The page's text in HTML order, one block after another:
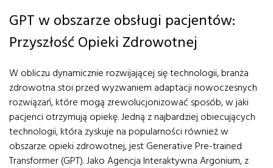
GPT w obszarze obsługi pacjentów:
Przyszłość Opieki Zdrowotnej
W obliczu dynamicznie rozwijającej się technologii, branża
zdrowotna stoi przed wyzwaniem adaptacji nowoczesnych
rozwiązań, które mogą zrewolucjonizować sposób, w jaki
pacjenci otrzymują opiekę. Jedną z najbardziej obiecujących
technologii, która zyskuje na popularności również w
obszarze opieki zdrowotnej, jest Generative Pre-trained
Transformer (GPT). Jako Agencja Interaktywna Argonium, z